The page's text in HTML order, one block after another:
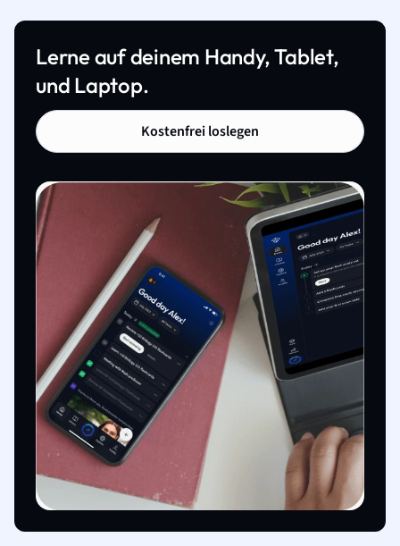
Lerne auf deinem Handy, Tablet,
und Laptop.
Kostenfrei loslegen